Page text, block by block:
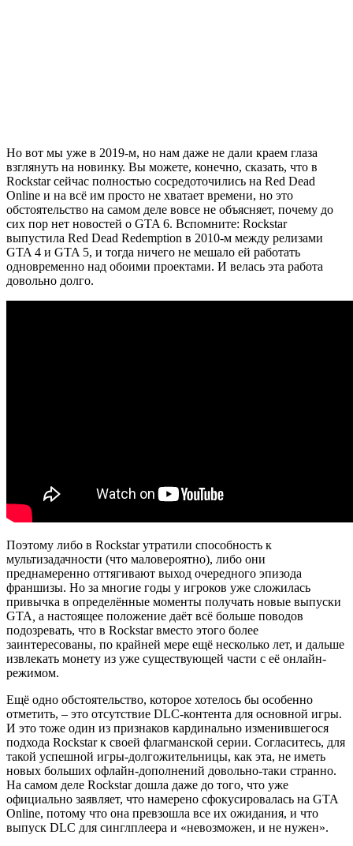
Но вот мы уже в 2019-м, но нам даже не дали краем глаза
взглянуть на новинку. Вы можете, конечно, сказать, что в
Rockstar сейчас полностью сосредоточились на Red Dead
Online и на всё им просто не хватает времени, но это
обстоятельство на самом деле вовсе не объясняет, почему до
сих пор нет новостей о GTA 6. Вспомните: Rockstar
выпустила Red Dead Redemption в 2010-м между релизами
GTA 4 и GTA 5, и тогда ничего не мешало ей работать
одновременно над обоими проектами. И велась эта работа
довольно долго.
Поэтому либо в Rockstar утратили способность к
мультизадачности (что маловероятно), либо они
преднамеренно оттягивают выход очередного эпизода
франшизы. Но за многие годы у игроков уже сложилась
привычка в определённые моменты получать новые выпуски
GTA а настоящее положение даёт всё больше поводов
подозревать, что в Rockstar вместо этого более
заинтересованы, по крайней мере ещё несколько лет, и дальше
извлекать монету из уже существующей части с её онлайн-
режимом.
Ещё одно обстоятельство, которое хотелось бы особенно
отметить, – это отсутствие DLC-контента для основной игры.
И это тоже один из признаков кардинально изменившегося
подхода Rockstar к своей флагманской серии. Согласитесь, для
такой успешной игры-долгожительницы, как эта, не иметь
новых больших офлайн-дополнений довольно-таки странно.
На самом деле Rockstar дошла даже до того, что уже
официально заявляет, что намерено сфокусировалась на GTA
Online, потому что она превзошла все их ожидания, и что
выпуск DLC для синглплеера и «невозможен, и не нужен».